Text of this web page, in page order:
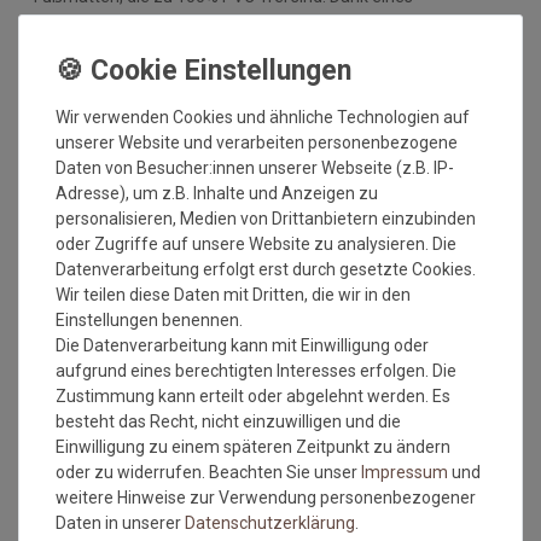
hochwertigen Gummirückens sind die Fußmatten absolut
Fußbodenheizungen steht somit nichts mehr im Wege.
Vor dem ersten Gebrauch waschen Sie die Fußmatte separat
bei angegebener Temperatur mit Feinwaschmittel und legen
sie flach zum Trocknen aus. Dadurch richten sich die Fasern
auf, der Mattenflor wird aktiviert und transportbedingte Falten
und Knicke werden wieder glatt. Pflegen Sie so Ihre
Fußmatte regelmäßig und Sie werden überrascht sein, wie
viele Jahre Qualität und Farbe erhalten bleiben.
Waschtipps:
Matten, die nicht mehr in die Waschmaschine passen, können
mit einem Dampfstrahler (aus Entfernung) gereinigt werden
oder bei einer Wäscherei abgegeben werden. Ganz wichtig ist
auch, dass man die Matten nicht gefaltet und auch nicht mit
anderen Wäschestücken in die Maschine legt, damit die Matte
nicht mit Knicken wieder aus der Maschine kommt. Dies ist
kein Materialfehler und stellt auch keinen Reklamationsgrund
dar.
Wir verwenden Cookies und ähnliche Technologien auf
unserer Website und verarbeiten personenbezogene
Daten von Besucher:innen unserer Webseite (z.B. IP-
Adresse), um z.B. Inhalte und Anzeigen zu
personalisieren, Medien von Drittanbietern einzubinden
oder Zugriffe auf unsere Website zu analysieren. Die
Datenverarbeitung erfolgt erst durch gesetzte Cookies.
Wir teilen diese Daten mit Dritten, die wir in den
Einstellungen benennen.
Die Datenverarbeitung kann mit Einwilligung oder
aufgrund eines berechtigten Interesses erfolgen. Die
Zustimmung kann erteilt oder abgelehnt werden. Es
besteht das Recht, nicht einzuwilligen und die
Einwilligung zu einem späteren Zeitpunkt zu ändern
oder zu widerrufen. Beachten Sie unser Impressum und
weitere Hinweise zur Verwendung personenbezogener
Daten in unserer Daten­schutz­erklärung